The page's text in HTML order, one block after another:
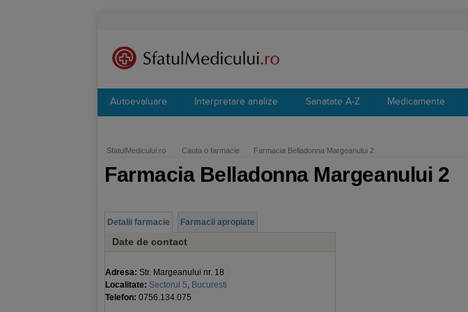
Autoevaluare Interpretare analize Sanatate A-Z Medicamente
SfatulMedicului.ro Cauta o farmacie Farmacia Belladonna Margeanului 2
Farmacia Belladonna Margeanului 2
Detalii farmacie Farmacii apropiate
Date de contact
Adresa: Str. Margeanului nr. 18
Localitate: Sectorul 5, Bucuresti
Telefon: 0756.134.075